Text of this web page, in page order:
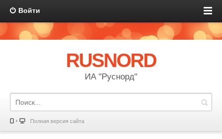
Войти
RUSNORD
ИА "Руснорд"
Полная версия сайта